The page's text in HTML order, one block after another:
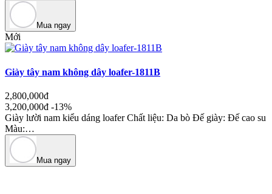
Mua ngay
Mới
Giày tây nam không dây loafer-1811B
2,800,000đ
3,200,000đ -13%
Giày lười nam kiểu dáng loafer Chất liệu: Da bò Đế giày: Đế cao su
Màu:…
Mua ngay